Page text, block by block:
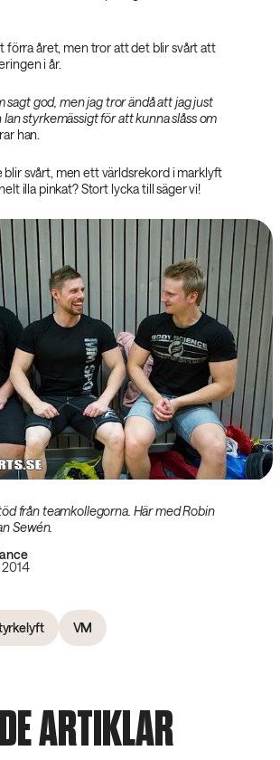
förra året, men tror att det blir svårt att
i år.
sagt god, men jag tror ändå att jag just
styrkemässigt för att kunna slåss om
han.
blir svårt, men ett världsrekord i marklyft
illa pinkat? Stort lycka till säger vi!
från teamkollegorna. Här med Robin
Sewén.‌
VM
ARTIKLAR